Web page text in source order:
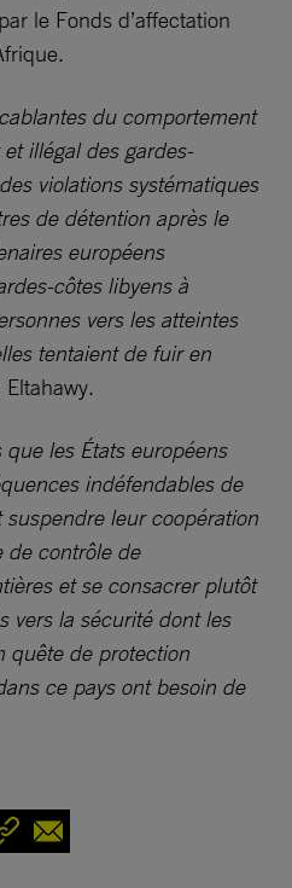
le Fonds d’affectation
du comportement
illégal des gardes-
violations systématiques
de détention après le
européens
côtes libyens à
vers les atteintes
tentaient de fuir en
les États européens
indéfendables de
leur coopération
de contrôle de
et se consacrer plutôt
vers la sécurité dont les
quête de protection
ce pays ont besoin de